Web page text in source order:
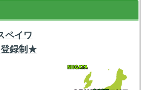
イワ
録制★